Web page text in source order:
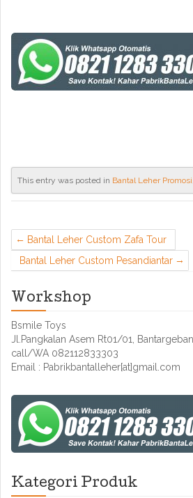
This entry was posted in Bantal Leher Promosi
Bantal Leher Custom Zafa Tour
Bantal Leher Custom Pesandiantar
Workshop
Bsmile Toys
Jl.Pangkalan Asem Rt01/01,
call/WA 082112833303
Email : Pabrikbantalleher[at]gmail.com
Kategori Produk